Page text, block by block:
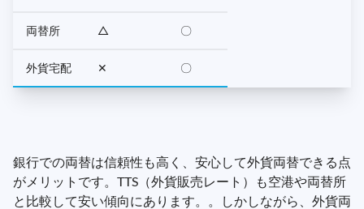
両替所 △ 〇
外貨宅配 ✕ 〇
銀行での両替は信頼性も高く、安心して外貨両替できる点
がメリットです。TTS（外貨販売レート）も空港や両替所
と比較して安い傾向にあります。。しかしながら、外貨両